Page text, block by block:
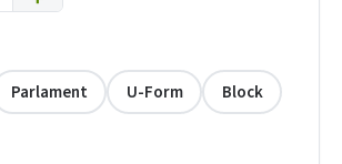
Parlament U-Form
Block